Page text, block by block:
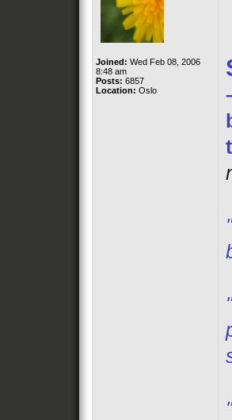
Joined: Wed Feb 08, 2006
8:48 am
Posts: 6857
Location: Oslo